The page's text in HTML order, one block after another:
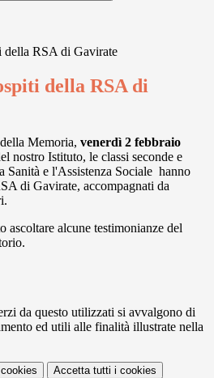
RSA di Gavirate
della RSA di
Memoria, venerdì 2 febbraio
nostro Istituto, le classi seconde e
Sanità e l'Assistenza Sociale hanno
di Gavirate, accompagnati da
ascoltare alcune testimonianze del
da questo utilizzati si avvalgono di
ed utili alle finalità illustrate nella
Accetta tutti i cookies